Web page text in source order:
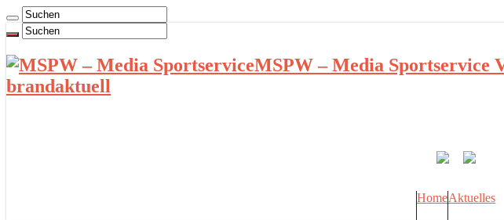
MSPW – Media Sportservice
brandaktuell
HomeAktuelles